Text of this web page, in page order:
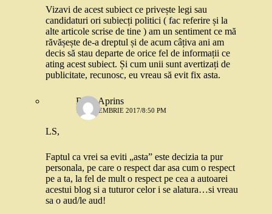
Vizavi de acest subiect ce privește legi sau
candidaturi ori subiecți politici ( fac referire și la
alte articole scrise de tine ) am un sentiment ce mă
răvășește de-a dreptul și de acum câțiva ani am
decis să stau departe de orice fel de informații ce
ating acest subiect. Și cum unii sunt avertizați de
publicitate, recunosc, eu vreau să evit fix asta.
Rosu Aprins
19 DECEMBRIE 2017/8:50 PM
LS,
Faptul ca vrei sa eviti „asta” este decizia ta pur
personala, pe care o respect dar asa cum o respect
pe a ta, la fel de mult o respect pe cea a autoarei
acestui blog si a tuturor celor i se alatura…si vreau
sa o aud/le aud!